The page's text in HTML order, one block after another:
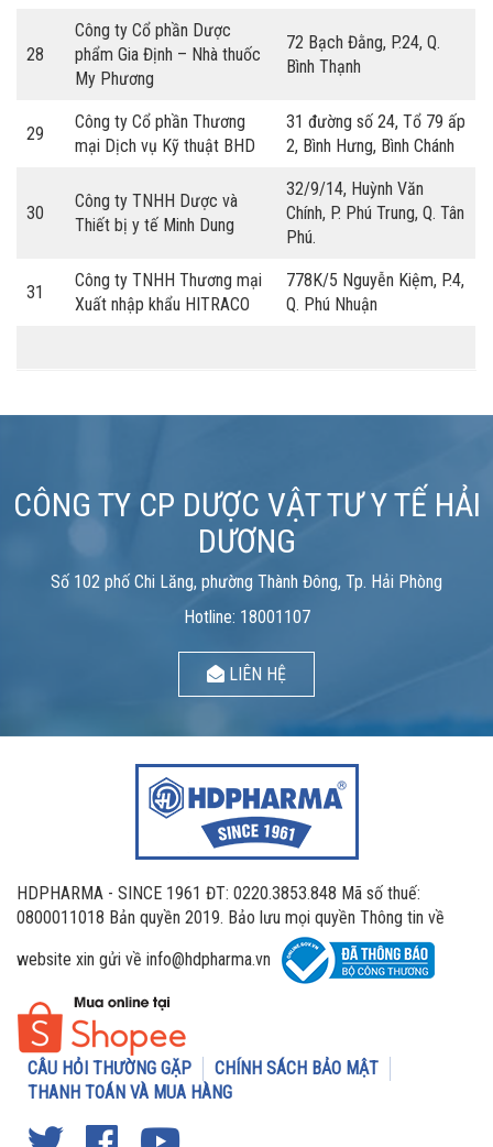
28
Công ty Cổ phần Dược
phẩm Gia Định – Nhà thuốc
My Phương
72 Bạch Đằng, P.24, Q.
Bình Thạnh
29
Công ty Cổ phần Thương
mại Dịch vụ Kỹ thuật BHD
31 đường số 24, Tổ 79 ấp
2, Bình Hưng, Bình Chánh
30
Công ty TNHH Dược và
Thiết bị y tế Minh Dung
32/9/14, Huỳnh Văn
Chính, P. Phú Trung, Q. Tân
Phú.
31
Công ty TNHH Thương mại
Xuất nhập khẩu HITRACO
778K/5 Nguyễn Kiệm, P.4,
Q. Phú Nhuận
CÔNG TY CP DƯỢC VẬT TƯ Y TẾ HẢI
DƯƠNG
Số 102 phố Chi Lăng, phường Thành Đông, Tp. Hải Phòng
Hotline: 18001107
LIÊN HỆ
HDPHARMA - SINCE 1961 ĐT: 0220.3853.848 Mã số thuế:
0800011018 Bản quyền 2019. Bảo lưu mọi quyền Thông tin về
website xin gửi về info@hdpharma.vn
CÂU HỎI THƯỜNG GẶP
CHÍNH SÁCH BẢO MẬT
THANH TOÁN VÀ MUA HÀNG